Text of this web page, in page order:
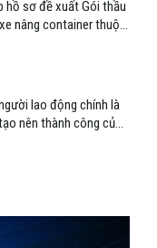
hồ sơ đề xuất Gói thầu
nâng container thuộc
Việt Nam – CTCP”
lao động chính là
nên thành công của